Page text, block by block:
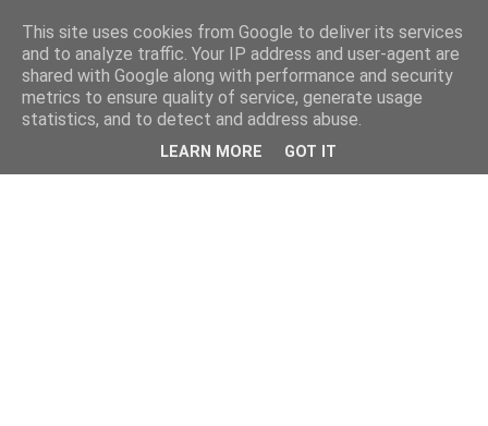
This site uses cookies from Google to deliver its services
and to analyze traffic. Your IP address and user-agent are
shared with Google along with performance and security
metrics to ensure quality of service, generate usage
statistics, and to detect and address abuse.
LEARN MORE GOT IT